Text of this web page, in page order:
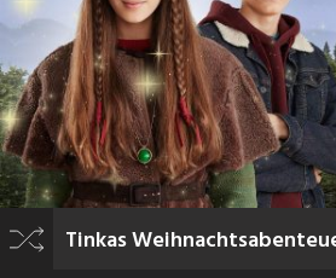
Tinkas